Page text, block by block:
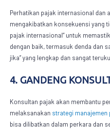
Perhatikan pajak internasional dan
mengakibatkan konsekuensi yang
pajak internasional” untuk
dengan baik, termasuk denda dan
jika” yang lengkap dan sangat
4. GANDENG
Konsultan pajak akan membantu
melaksanakan strategi manajemen
bisa dilibatkan dalam perkara dan